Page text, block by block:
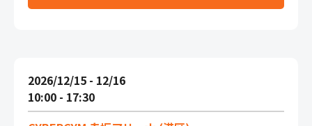
2026/12/15 - 12/16
10:00 - 17:30